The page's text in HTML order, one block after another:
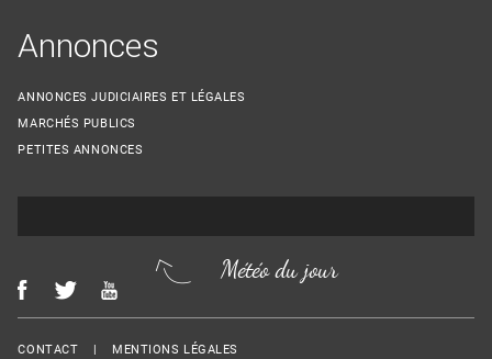
Annonces
ANNONCES JUDICIAIRES ET LÉGALES
MARCHÉS PUBLICS
PETITES ANNONCES
Météo du jour
Menu Footer
CONTACT MENTIONS LÉGALES